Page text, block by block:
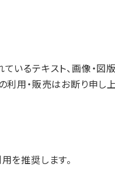
いるテキスト、画像・
利用・販売はお断り申し
を推奨します。